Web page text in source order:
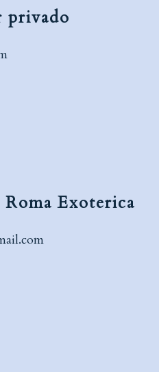
privado
Exoterica